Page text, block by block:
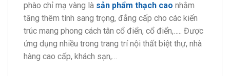
phào chỉ mạ vàng là sản phẩm thạch cao nhằm
tăng thêm tính sang trọng, đẳng cấp cho các kiến
trúc mang phong cách tân cổ điển, cổ điển,….. Được
ứng dụng nhiều trong trang trí nội thất biệt thự, nhà
hàng cao cấp, khách sạn,…